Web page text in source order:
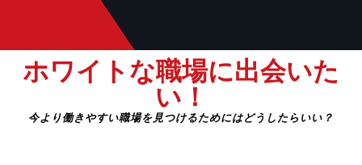
ホワイトな職場に出会いた
い！
今より働きやすい職場を見つけるためにはどうしたらいい？